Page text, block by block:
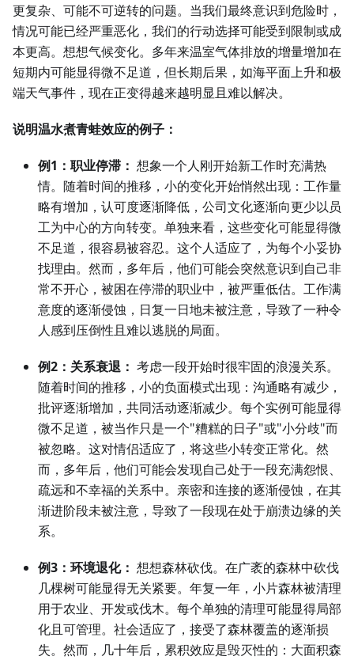
更复杂、可能不可逆转的问题。当我们最终意识到危险时，
情况可能已经严重恶化，我们的行动选择可能受到限制或成
本更高。想想气候变化。多年来温室气体排放的增量增加在
短期内可能显得微不足道，但长期后果，如海平面上升和极
端天气事件，现在正变得越来越明显且难以解决。
说明温水煮青蛙效应的例子：
例1：职业停滞： 想象一个人刚开始新工作时充满热
情。随着时间的推移，小的变化开始悄然出现：工作量
略有增加，认可度逐渐降低，公司文化逐渐向更少以员
工为中心的方向转变。单独来看，这些变化可能显得微
不足道，很容易被容忍。这个人适应了，为每个小妥协
找理由。然而，多年后，他们可能会突然意识到自己非
常不开心，被困在停滞的职业中，被严重低估。工作满
意度的逐渐侵蚀，日复一日地未被注意，导致了一种令
人感到压倒性且难以逃脱的局面。
例2：关系衰退： 考虑一段开始时很牢固的浪漫关系。
随着时间的推移，小的负面模式出现：沟通略有减少，
批评逐渐增加，共同活动逐渐减少。每个实例可能显得
微不足道，被当作只是一个"糟糕的日子"或"小分歧"而
被忽略。这对情侣适应了，将这些小转变正常化。然
而，多年后，他们可能会发现自己处于一段充满怨恨、
疏远和不幸福的关系中。亲密和连接的逐渐侵蚀，在其
渐进阶段未被注意，导致了一段现在处于崩溃边缘的关
系。
例3：环境退化： 想想森林砍伐。在广袤的森林中砍伐
几棵树可能显得无关紧要。年复一年，小片森林被清理
用于农业、开发或伐木。每个单独的清理可能显得局部
化且可管理。社会适应了，接受了森林覆盖的逐渐损
失。然而，几十年后，累积效应是毁灭性的：大面积森